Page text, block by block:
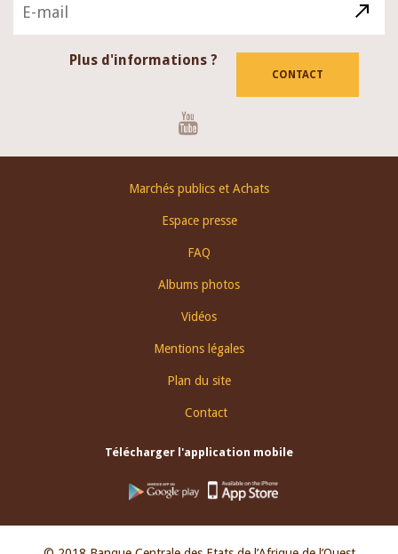
Plus d'informations ?
CONTACT
Marchés publics et Achats
Espace presse
FAQ
Albums photos
Vidéos
Mentions légales
Plan du site
Contact
Télécharger l'application mobile